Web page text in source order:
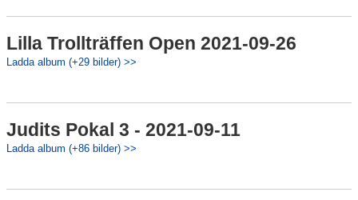
Lilla Trollträffen Open 2021-09-26
Ladda album (+29 bilder) >>
Judits Pokal 3 - 2021-09-11
Ladda album (+86 bilder) >>